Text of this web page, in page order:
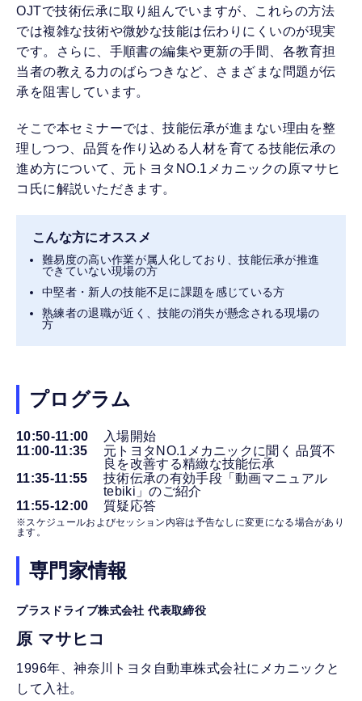
OJTで技術伝承に取り組んでいますが、これらの方法
では複雑な技術や微妙な技能は伝わりにくいのが現実
です。さらに、手順書の編集や更新の手間、各教育担
当者の教える力のばらつきなど、さまざまな問題が伝
承を阻害しています。
そこで本セミナーでは、技能伝承が進まない理由を整
理しつつ、品質を作り込める人材を育てる技能伝承の
進め方について、元トヨタNO.1メカニックの原マサヒ
コ氏に解説いただきます。
こんな方にオススメ
難易度の高い作業が属人化しており、技能伝承が推進
できていない現場の方
中堅者・新人の技能不足に課題を感じている方
熟練者の退職が近く、技能の消失が懸念される現場の
方
プログラム
10:50-11:00
入場開始
11:00-11:35
元トヨタNO.1メカニックに聞く 品質不
良を改善する精緻な技能伝承
11:35-11:55
技術伝承の有効手段「動画マニュアル
tebiki」のご紹介
11:55-12:00
質疑応答
※スケジュールおよびセッション内容は予告なしに変更になる場合があり
ます。
専門家情報
プラスドライブ株式会社 代表取締役
原 マサヒコ
1996年、神奈川トヨタ自動車株式会社にメカニックと
して入社。